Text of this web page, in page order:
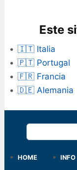
Este
🇮🇹 Italia
🇵🇹 Portugal
🇫🇷 Francia
🇩🇪 Alemania
Buscar
HOME INFO